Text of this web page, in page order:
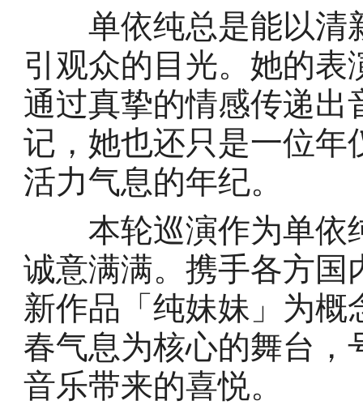
单依纯总是能以清
引观众的目光。她的
通过真挚的情感传递出
记，她也还只是一位年
活力气息的年纪。
本轮巡演作为单依
诚意满满。携手各方国
新作品「纯妹妹」为
春气息为核心的舞台，
音乐带来的喜悦。